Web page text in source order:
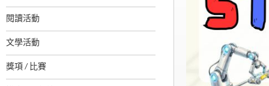
閱讀活動
文學活動
獎項 / 比賽